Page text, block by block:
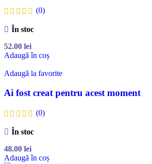
(0)
În stoc
52.00 lei
Adaugă în coș
Adaugă la favorite
Ai fost creat pentru acest moment
(0)
În stoc
48.00 lei
Adaugă în coș